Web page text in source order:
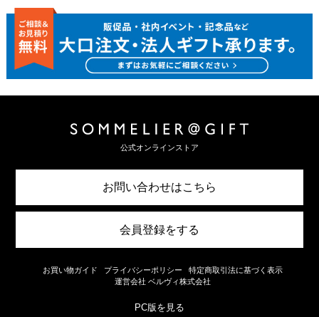
公式オンラインストア
お問い合わせはこちら
会員登録をする
お買い物ガイド プライバシーポリシー
特定商取引法に基づく表示
運営会社 ベルヴィ株式会社
PC版を見る